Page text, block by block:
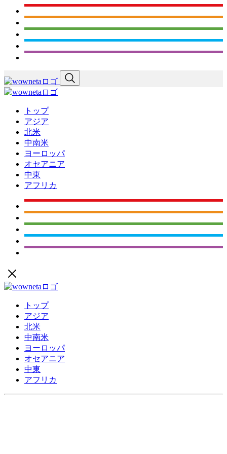
トップ
アジア
北米
中南米
ヨーロッパ
オセアニア
中東
アフリカ
トップ
アジア
北米
中南米
ヨーロッパ
オセアニア
中東
アフリカ